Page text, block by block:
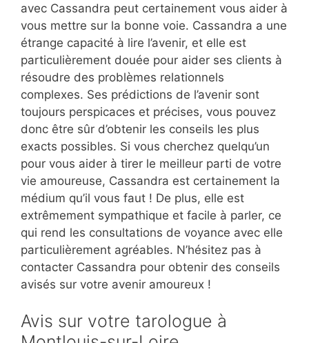
avec Cassandra peut certainement vous aider à
vous mettre sur la bonne voie. Cassandra a une
étrange capacité à lire l’avenir, et elle est
particulièrement douée pour aider ses clients à
résoudre des problèmes relationnels
complexes. Ses prédictions de l’avenir sont
toujours perspicaces et précises, vous pouvez
donc être sûr d’obtenir les conseils les plus
exacts possibles. Si vous cherchez quelqu’un
pour vous aider à tirer le meilleur parti de votre
vie amoureuse, Cassandra est certainement la
médium qu’il vous faut ! De plus, elle est
extrêmement sympathique et facile à parler, ce
qui rend les consultations de voyance avec elle
particulièrement agréables. N’hésitez pas à
contacter Cassandra pour obtenir des conseils
avisés sur votre avenir amoureux !
Avis sur votre tarologue à